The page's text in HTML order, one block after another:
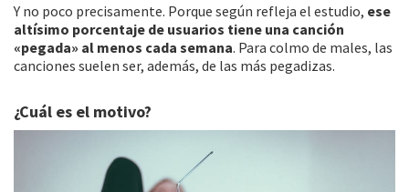
Y no poco precisamente. Porque según refleja el estudio, ese
altísimo porcentaje de usuarios tiene una canción
«pegada» al menos cada semana. Para colmo de males, las
canciones suelen ser, además, de las más pegadizas.
¿Cuál es el motivo?